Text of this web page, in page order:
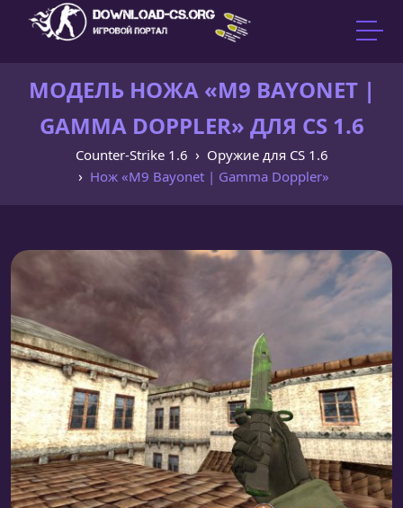
МОДЕЛЬ НОЖА «M9 BAYONET |
GAMMA DOPPLER» ДЛЯ CS 1.6
Counter-Strike 1.6
Оружие для CS 1.6
Нож «M9 Bayonet | Gamma Doppler»